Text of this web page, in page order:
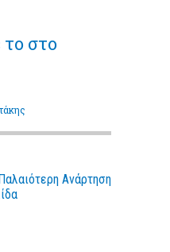
το στο
Ανάρτηση